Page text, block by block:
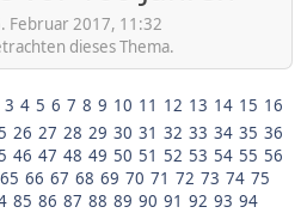
Februar 2017, 11:32
dieses Thema.
3 4 5 6 7 8 9 10 11 12 13 14 15 16
26 27 28 29 30 31 32 33 34 35 36
46 47 48 49 50 51 52 53 54 55 56
65 66 67 68 69 70 71 72 73 74 75
85 86 87 88 89 90 91 92 93 94